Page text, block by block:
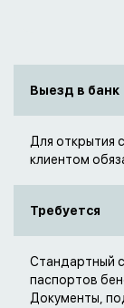
Выезд в банк
Для открытия
клиентом
Требуется
Стандартный
паспортов
Документы,